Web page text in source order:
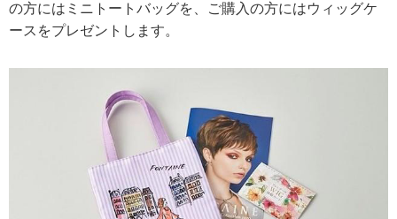
の方にはミニトートバッグを、ご購入の方にはウィッグケ
ースをプレゼントします。